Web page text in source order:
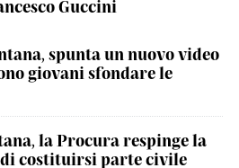
Guccini
spunta un nuovo video
giovani sfondare le
la Procura respinge la
costituirsi parte civile